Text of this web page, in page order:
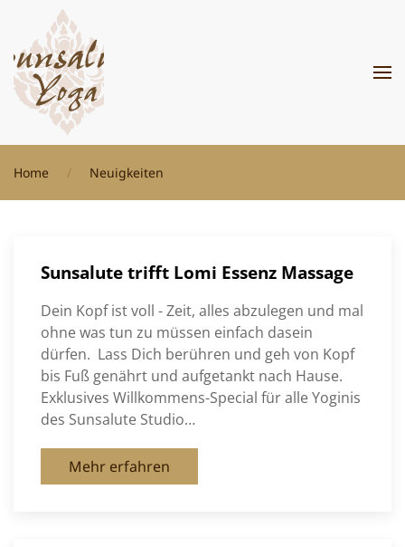
Zum Hauptinhalt springen
Home Neuigkeiten
Sunsalute trifft Lomi Essenz Massage
Dein Kopf ist voll - Zeit, alles abzulegen und mal
ohne was tun zu müssen einfach dasein
dürfen. Lass Dich berühren und geh von Kopf
bis Fuß genährt und aufgetankt nach Hause.
Exklusives Willkommens-Special für alle Yoginis
des Sunsalute Studio…
Mehr erfahren